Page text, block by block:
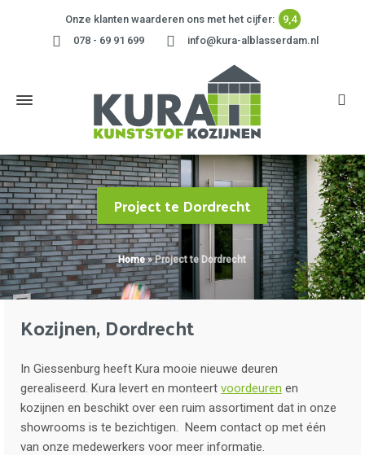
Onze klanten waarderen ons met het cijfer:
9,4
078 - 69 91 699
info@kura-alblasserdam.nl
Project te Dordrecht
Home»Project te Dordrecht
Kozijnen, Dordrecht
In Giessenburg heeft Kura mooie nieuwe deuren
gerealiseerd. Kura levert en monteert voordeuren en
kozijnen en beschikt over een ruim assortiment dat in onze
showrooms is te bezichtigen. Neem contact op met één
van onze medewerkers voor meer informatie.